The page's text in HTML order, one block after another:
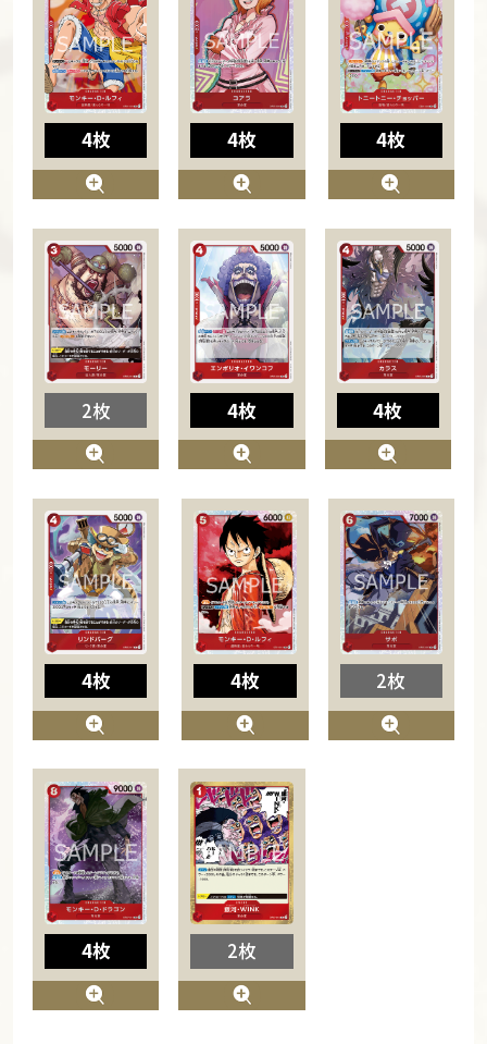
4枚 4枚 4枚
2枚 4枚 4枚
4枚 4枚 2枚
4枚 2枚